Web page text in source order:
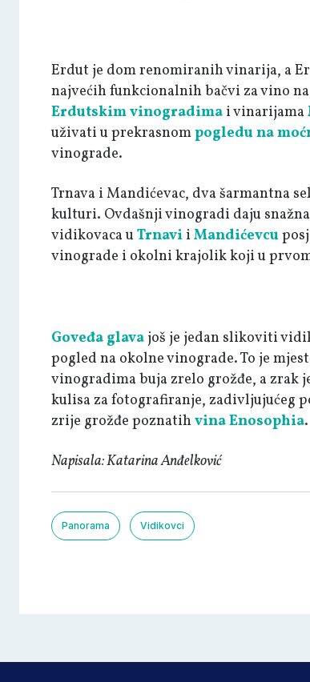
Erdut je dom renomiranih vinarija, a
najvećih funkcionalnih bačvi za vino
Erdutskim vinogradima i vinarijama
uživati ​​u prekrasnompogledu na
vinograde.
Trnava i Mandićevac, dva šarmantna
kulturi. Ovdašnji vinogradi daju
vidikovaca u Trnavi i Mandićevcu
vinograde i okolni krajolik koji u
Goveđa glava još je jedan slikoviti
pogled na okolne vinograde. To je
vinogradima buja zrelo grožđe, a zrak
kulisa za fotografiranje, zadivljujućeg
zrije grožđe poznatihvina Enosophia.
Napisala: Katarina Anđelković
Panorama Vidikovci